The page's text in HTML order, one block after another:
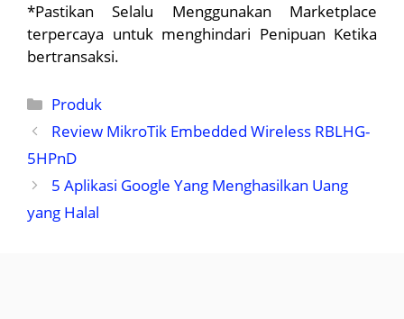
*Pastikan Selalu Menggunakan Marketplace
terpercaya untuk menghindari Penipuan Ketika
bertransaksi.
Kategori
Produk
Review MikroTik Embedded Wireless RBLHG-
5HPnD
5 Aplikasi Google Yang Menghasilkan Uang
yang Halal